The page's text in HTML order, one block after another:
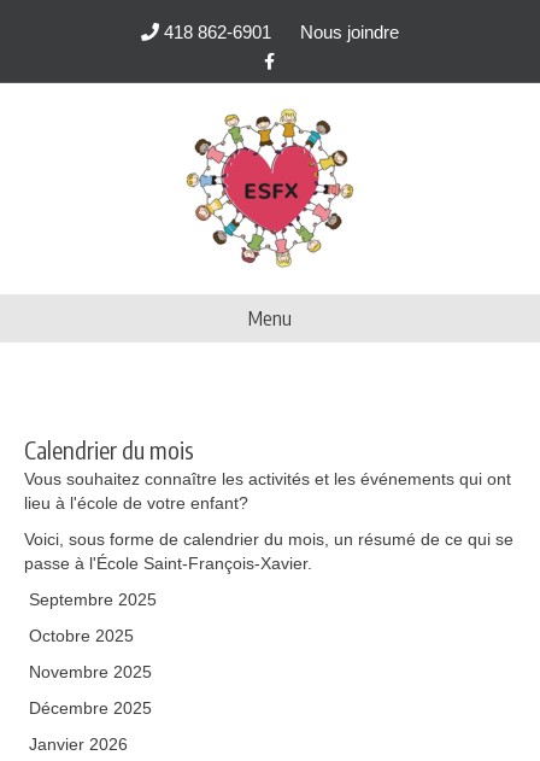
418 862-6901
Nous joindre
Facebook
Menu
Calendrier du mois
Vous souhaitez connaître les activités et les événements qui ont
lieu à l'école de votre enfant?
Voici, sous forme de calendrier du mois, un résumé de ce qui se
passe à l'École Saint-François-Xavier.
Septembre 2025
Octobre 2025
Novembre 2025
Décembre 2025
Janvier 2026